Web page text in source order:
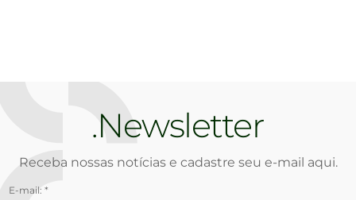
Newsletter
Receba nossas notícias e cadastre seu e-mail aqui.
E-mail: *